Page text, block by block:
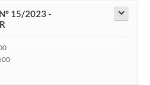
15/2023 -